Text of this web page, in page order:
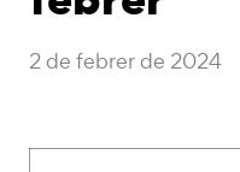
2 de febrer de 2024